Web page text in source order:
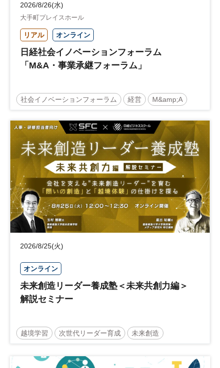
2026/8/26(水)
大手町プレイスホール
リアル オンライン
日経社会イノベーションフォーラム
「M&A・事業承継フォーラム」
社会イノベーションフォーラム 経営 M&amp;A
事業承継 中堅中小企業
日経社会イノベーションフォーラム 参加無料
2026/8/25(火)
オンライン
未来創造リーダー養成塾＜未来共創力編＞
解説セミナー
越境学習 次世代リーダー育成 未来創造